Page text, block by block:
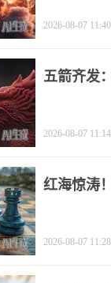
2026-08-07
五箭齐发
2026-08-07
红海惊涛
2026-08-07